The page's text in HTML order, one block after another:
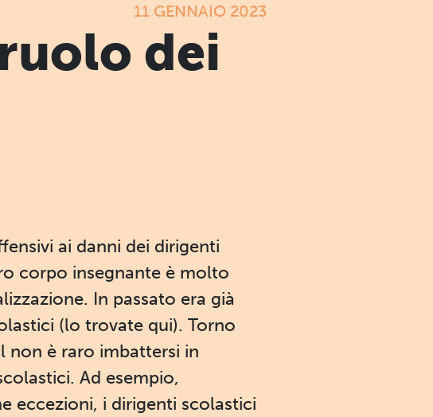
11 GENNAIO 2023
dei
ai danni dei dirigenti
corpo insegnante è molto
In passato era già
(lo trovate qui). Torno
non è raro imbattersi in
Ad esempio,
eccezioni, i dirigenti scolastici